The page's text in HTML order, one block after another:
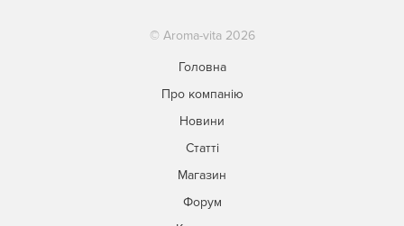
© Aroma-vita 2026
Головна
Про компанію
Новини
Статті
Магазин
Форум